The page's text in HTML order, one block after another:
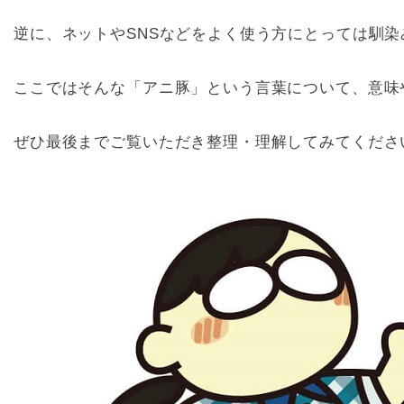
逆に、ネットやSNSなどをよく使う方にとっては馴
ここではそんな「アニ豚」という言葉について、意
ぜひ最後までご覧いただき整理・理解してみてくださ